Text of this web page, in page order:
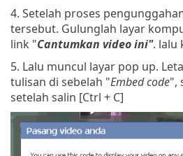
4. Setelah proses
tersebut. Gulunglah layar
link "Cantumkan video ini". lalu
5. Lalu muncul layar pop up.
tulisan di sebelah "Embed code",
setelah salin [Ctrl + C]